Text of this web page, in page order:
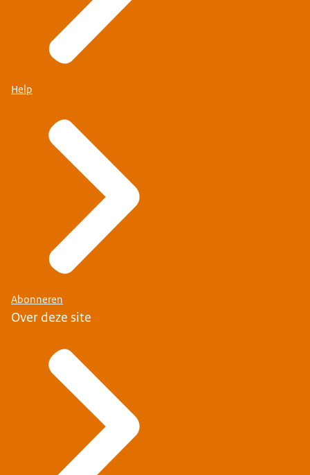
Help
Abonneren
Over deze site